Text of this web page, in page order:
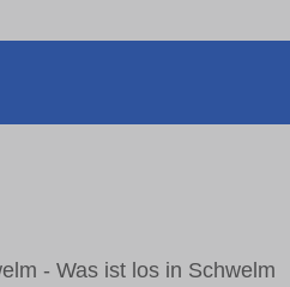
- Was ist los in Schwelm